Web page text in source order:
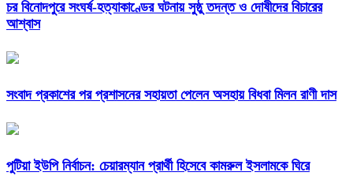
চর বিনোদপুরে সংঘর্ষ-হত্যাকাণ্ডের ঘটনায় সুষ্ঠু তদন্ত ও দোষীদের বিচারের
আশ্বাস
সংবাদ প্রকাশের পর প্রশাসনের সহায়তা পেলেন অসহায় বিধবা মিলন রাণী দাস
পুটিয়া ইউপি নির্বাচন: চেয়ারম্যান প্রার্থী হিসেবে কামরুল ইসলামকে ঘিরে